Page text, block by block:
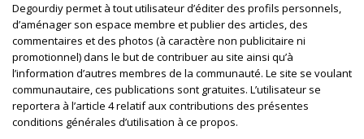
Degourdiy permet à tout utilisateur d’éditer des profils personnels,
d’aménager son espace membre et publier des articles, des
commentaires et des photos (à caractère non publicitaire ni
promotionnel) dans le but de contribuer au site ainsi qu’à
l’information d’autres membres de la communauté. Le site se voulant
communautaire, ces publications sont gratuites. L’utilisateur se
reportera à l’article 4 relatif aux contributions des présentes
conditions générales d’utilisation à ce propos.